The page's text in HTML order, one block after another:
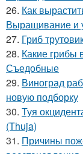
26. Как
Выращивание и
27. Гриб
28. Какие грибы
Съедобные
29. Виноград
новую подборку
30. Туя
(Thuja)
31. Причины